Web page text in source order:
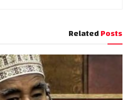
RelatedPosts